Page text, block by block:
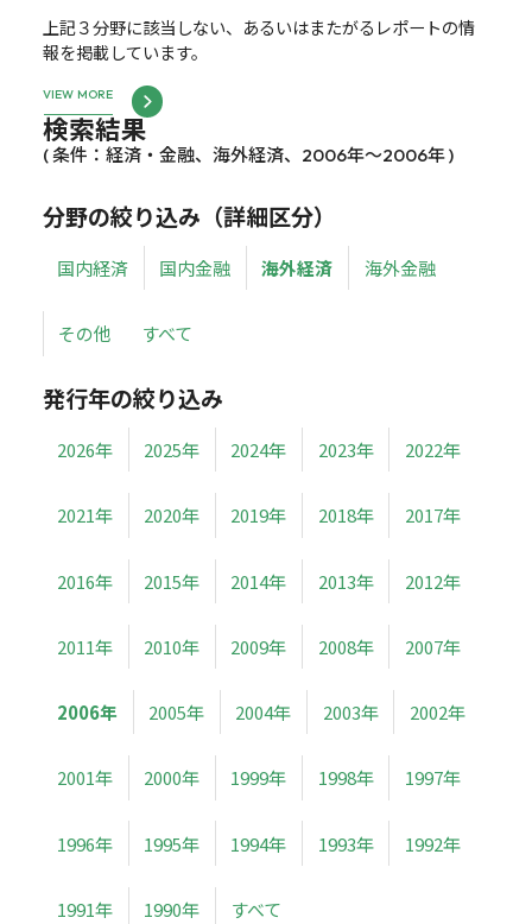
上記３分野に該当しない、あるいはまたがるレポートの情
報を掲載しています。
VIEW MORE
検索結果
( 条件：経済・金融、海外経済、2006年～2006年 )
分野の絞り込み（詳細区分）
国内経済 国内金融 海外経済 海外金融
その他 すべて
発行年の絞り込み
2026年 2025年 2024年 2023年 2022年
2021年 2020年 2019年 2018年 2017年
2016年 2015年 2014年 2013年 2012年
2011年 2010年 2009年 2008年 2007年
2006年 2005年 2004年 2003年 2002年
2001年 2000年 1999年 1998年 1997年
1996年 1995年 1994年 1993年 1992年
1991年 1990年 すべて